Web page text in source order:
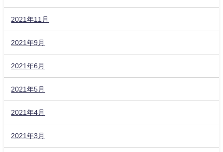
2021年11月
2021年9月
2021年6月
2021年5月
2021年4月
2021年3月